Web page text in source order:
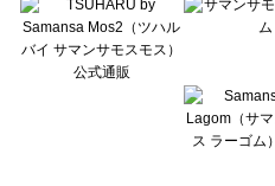
Lugnoncure（ルノンキュール）の一覧
BETTY'S BLUE（べティーズブルー）の一覧
Wpc.（ワールドパーティー）の一覧